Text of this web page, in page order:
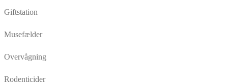
Giftstation
Musefælder
Overvågning
Rodenticider